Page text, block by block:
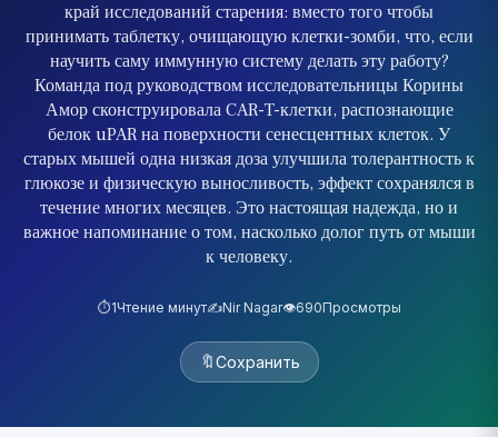
край исследований старения: вместо того чтобы
принимать таблетку, очищающую клетки-зомби, что, если
научить саму иммунную систему делать эту работу?
Команда под руководством исследовательницы Корины
Амор сконструировала CAR-T-клетки, распознающие
белок uPAR на поверхности сенесцентных клеток. У
старых мышей одна низкая доза улучшила толерантность к
глюкозе и физическую выносливость, эффект сохранялся в
течение многих месяцев. Это настоящая надежда, но и
важное напоминание о том, насколько долог путь от мыши
к человеку.
⏱️1Чтение минут✍️Nir Nagar👁️690Просмотры
🔖Сохранить